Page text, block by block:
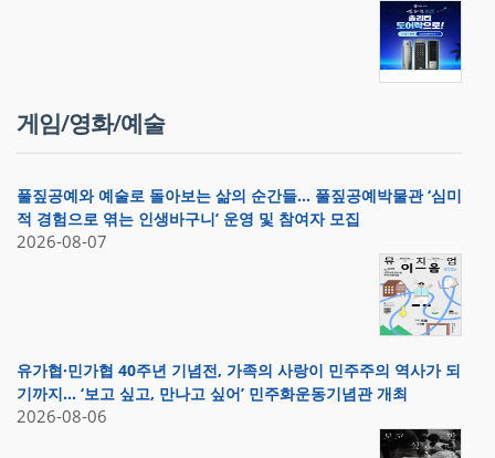
게임/영화/예술
풀짚공예와 예술로 돌아보는 삶의 순간들… 풀짚공예박물관 ‘심미
적 경험으로 엮는 인생바구니’ 운영 및 참여자 모집
2026-08-07
유가협·민가협 40주년 기념전, 가족의 사랑이 민주주의 역사가 되
기까지… ‘보고 싶고, 만나고 싶어’ 민주화운동기념관 개최
2026-08-06